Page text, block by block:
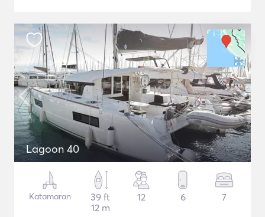
Lagoon 40
Katamaran
39 ft
12 m
12 6 7